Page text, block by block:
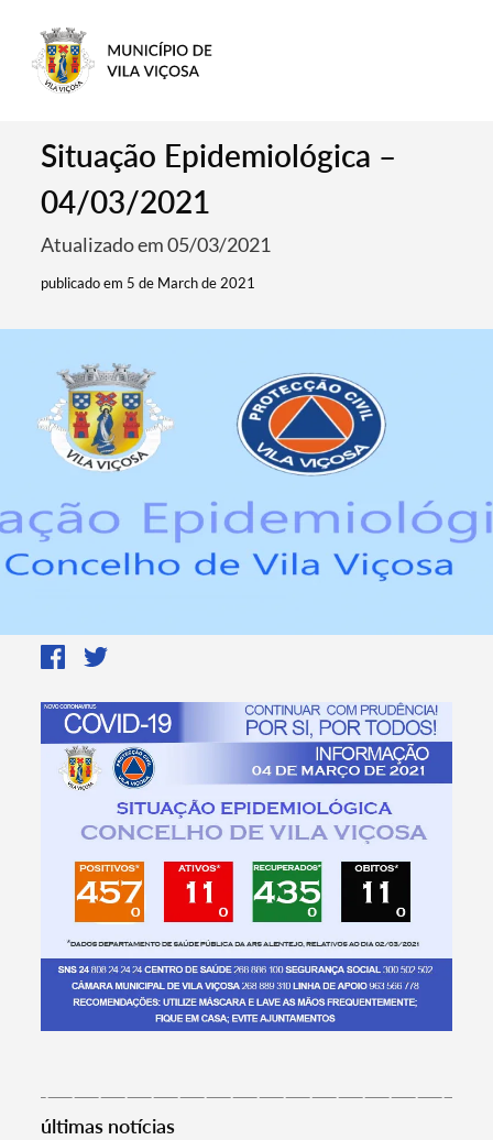
Situação Epidemiológica –
04/03/2021
Atualizado em 05/03/2021
publicado em 5 de March de 2021
últimas notícias